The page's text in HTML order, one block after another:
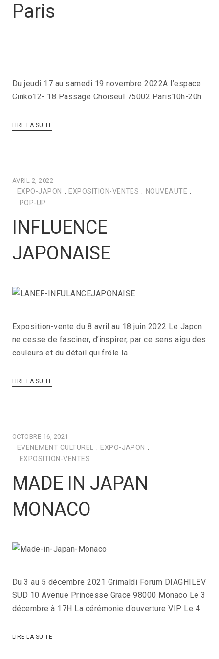
Paris
Du jeudi 17 au samedi 19 novembre 2022A l’espace
Cinko12- 18 Passage Choiseul 75002 Paris10h-20h
LIRE LA SUITE
AVRIL 2, 2022
EXPO-JAPON . EXPOSITION-VENTES . NOUVEAUTE .
POP-UP
INFLUENCE
JAPONAISE
Exposition-vente du 8 avril au 18 juin 2022 Le Japon
ne cesse de fasciner, d’inspirer, par ce sens aigu des
couleurs et du détail qui frôle la
LIRE LA SUITE
OCTOBRE 16, 2021
EVENEMENT CULTUREL EXPO-JAPON
EXPOSITION-VENTES
MADE IN JAPAN
MONACO
Du 3 au 5 décembre 2021 Grimaldi Forum DIAGHILEV
SUD 10 Avenue Princesse Grace 98000 Monaco Le 3
décembre à 17H La cérémonie d’ouverture VIP Le 4
LIRE LA SUITE